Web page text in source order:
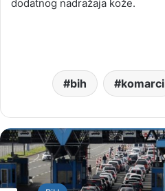
dodatnog nadražaja kože.
bih komarci